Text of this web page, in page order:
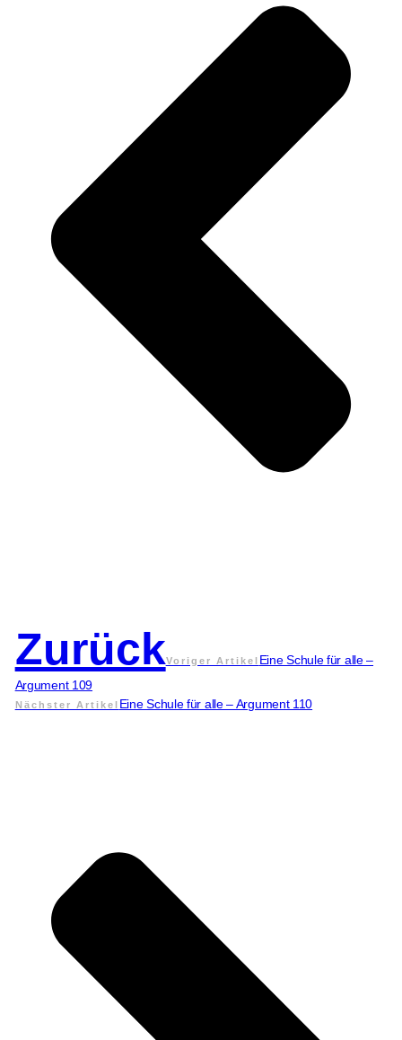
ZurückVoriger Artikel Eine Schule für alle –
Argument 109
Nächster Artikel Eine Schule für alle – Argument 110